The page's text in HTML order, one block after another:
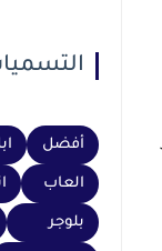
أفضل
العاب
بلوجر